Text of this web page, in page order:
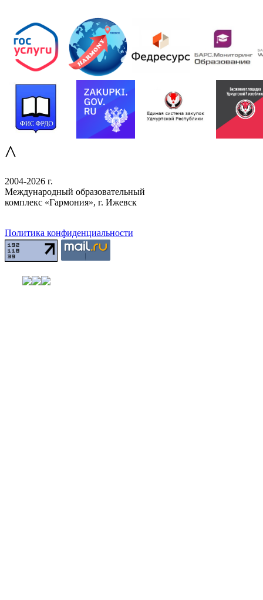
^
2004-2026 г.
Международный образовательный
комплекс «Гармония», г. Ижевск
Политика конфиденциальности